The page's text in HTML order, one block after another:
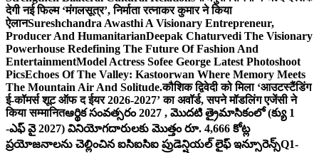
देगी नई फिल्म ‘मंगलसूत्र’, निर्माता रत्नाकर कुमार ने किया
ऐलानSureshchandra Awasthi A Visionary Entrepreneur,
Producer And HumanitarianDeepak Chaturvedi The Visionary
Powerhouse Redefining The Future Of Fashion And
EntertainmentModel Actress Sofee George Latest Photoshoot
PicsEchoes Of The Valley: Kastoorwan Where Memory Meets
The Mountain Air And Solitude.कौशिक द्विवेदी को मिला ‘आउटस्टैंडिंग
ई-कॉमर्स शूट ऑफ द ईयर 2026-2027’ का अवॉर्ड, सपने मॉडलिंग एजेंसी ने
किया सम्मानितఆర్థిక సంవత్సరం 2027 , మొదటి త్రైమాసికంలో (క్యు 1
-ఎఫ్ వై 2027) వినియోగదారులకు మొత్తం రూ. 4,666 కోట్ల
ప్రయోజనాలను చెల్లించిన ఐసిఐసిఐ ప్రుడెన్షియల్ లైఫ్ ఇన్సూరెన్స్Q1-